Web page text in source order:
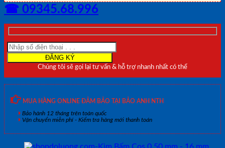
☎ 09345.68.996
Chúng tôi sẽ gọi lại tư vấn & hỗ trợ nhanh nhất có thể
MUA HÀNG ONLINE ĐẢM BẢO TẠI BẢO ANH NTH
Bảo hành 12 tháng trên toàn quốc
Vận chuyển miễn phí - Kiểm tra hàng mới thanh toán